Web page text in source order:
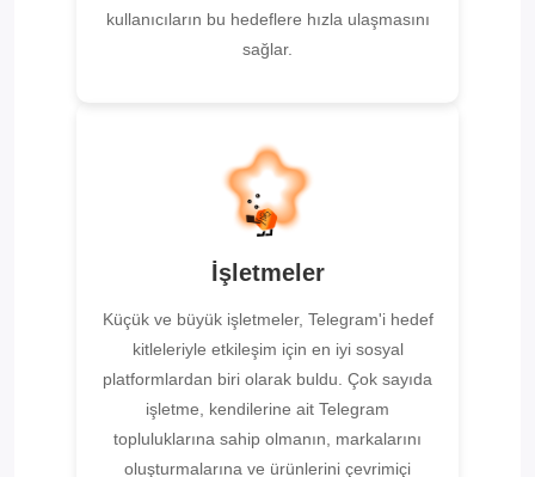
kullanıcıların bu hedeflere hızla ulaşmasını
sağlar.
İşletmeler
Küçük ve büyük işletmeler, Telegram'i hedef
kitleleriyle etkileşim için en iyi sosyal
platformlardan biri olarak buldu. Çok sayıda
işletme, kendilerine ait Telegram
topluluklarına sahip olmanın, markalarını
oluşturmalarına ve ürünlerini çevrimiçi